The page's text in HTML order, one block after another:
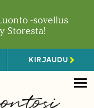
-sovellus
Storesta!
KIRJAUDU